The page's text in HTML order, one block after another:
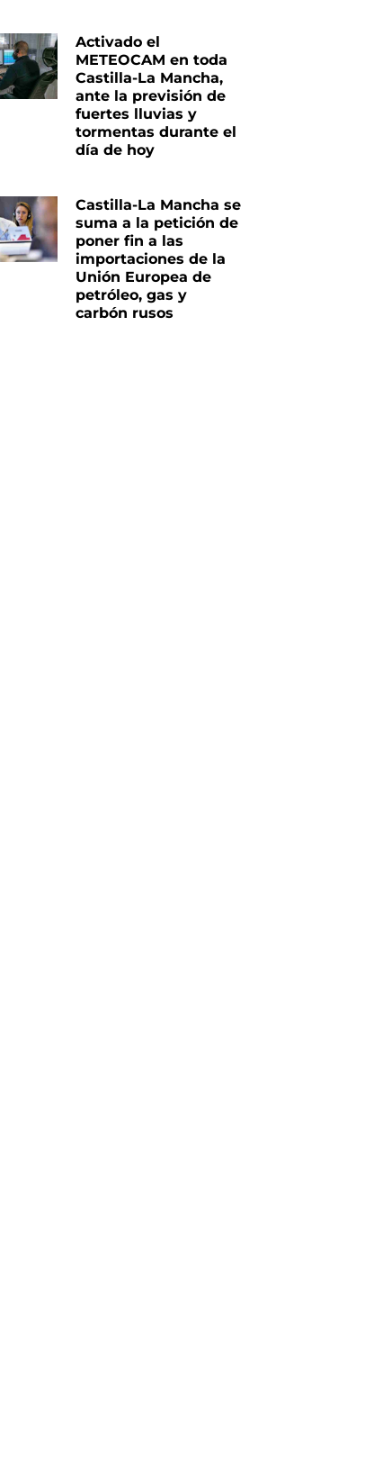
Activado el
METEOCAM en toda
Castilla-La Mancha,
ante la previsión de
fuertes lluvias y
tormentas durante el
día de hoy
Castilla-La Mancha se
suma a la petición de
poner fin a las
importaciones de la
Unión Europea de
petróleo, gas y
carbón rusos